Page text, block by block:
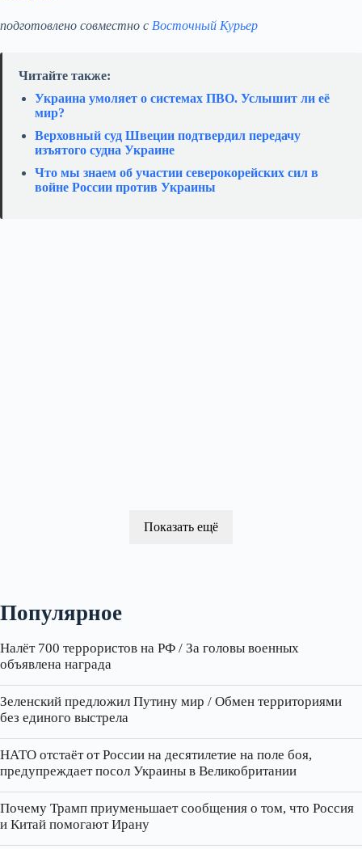
подготовлено совместно с Восточный Курьер
Читайте также:
Украина умоляет о системах ПВО. Услышит ли её
мир?
Верховный суд Швеции подтвердил передачу
изъятого судна Украине
Что мы знаем об участии северокорейских сил в
войне России против Украины
Показать ещё
Популярное
Налёт 700 террористов на РФ / За головы военных
объявлена награда
Зеленский предложил Путину мир / Обмен территориями
без единого выстрела
НАТО отстаёт от России на десятилетие на поле боя,
предупреждает посол Украины в Великобритании
Почему Трамп приуменьшает сообщения о том, что Россия
и Китай помогают Ирану